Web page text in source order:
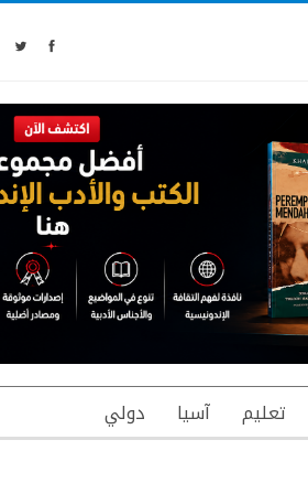
تعليم آسيا دولي